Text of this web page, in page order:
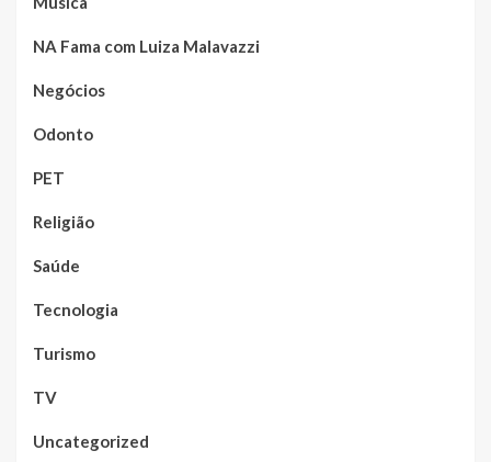
NA Fama com Luiza Malavazzi
Negócios
Odonto
PET
Religião
Saúde
Tecnologia
Turismo
TV
Uncategorized